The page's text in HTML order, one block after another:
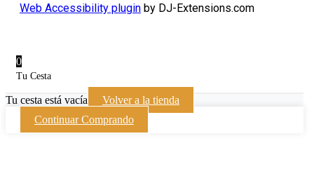
Web Accessibility plugin by DJ-Extensions.com
0
Tu Cesta
Tu cesta está vacía
Volver a la tienda
Continuar Comprando